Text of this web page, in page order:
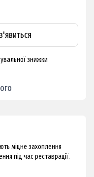
знижки
міцне захоплення
під час реставрації.